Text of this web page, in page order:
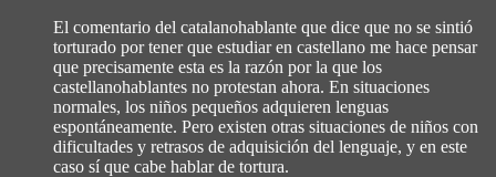
El comentario del catalanohablante que dice que no se sintió
torturado por tener que estudiar en castellano me hace pensar
que precisamente esta es la razón por la que los
castellanohablantes no protestan ahora. En situaciones
normales, los niños pequeños adquieren lenguas
espontáneamente. Pero existen otras situaciones de niños con
dificultades y retrasos de adquisición del lenguaje, y en este
caso sí que cabe hablar de tortura.